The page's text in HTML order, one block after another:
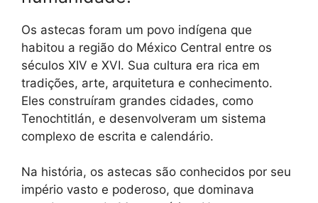
Os astecas foram um povo indígena que
habitou a região do México Central entre os
séculos XIV e XVI. Sua cultura era rica em
tradições, arte, arquitetura e conhecimento.
Eles construíram grandes cidades, como
Tenochtitlán, e desenvolveram um sistema
complexo de escrita e calendário.
Na história, os astecas são conhecidos por seu
império vasto e poderoso, que dominava